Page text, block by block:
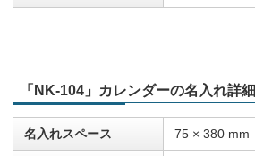
「NK-104」カレンダーの名入れ詳細
名入れスペース 75 × 380 mm